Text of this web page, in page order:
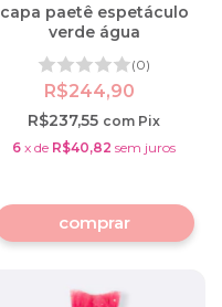
capa paetê espetáculo
verde água
(0)
R$244,90
R$237,55 com Pix
6 xde R$40,82 sem juros